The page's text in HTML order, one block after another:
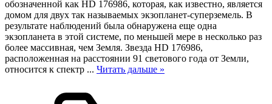
обозначенной как HD 176986, которая, как известно, является
домом для двух так называемых экзопланет-суперземель. В
результате наблюдений была обнаружена еще одна
экзопланета в этой системе, по меньшей мере в несколько раз
более массивная, чем Земля. Звезда HD 176986,
расположенная на расстоянии 91 светового года от Земли,
относится к спектр ... Читать дальше »